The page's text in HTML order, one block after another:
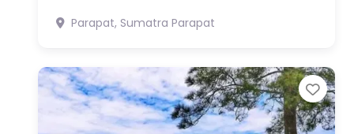
Parapat, Sumatra Parapat